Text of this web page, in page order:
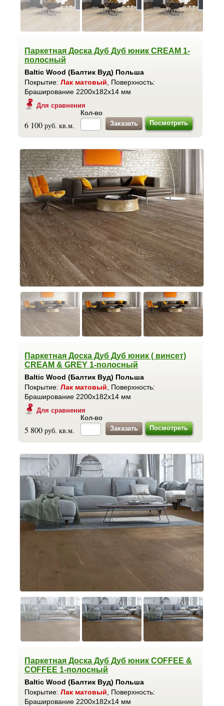
Паркетная Доска Дуб Дуб юник CREAM 1-
полосный
Baltic Wood (Балтик Вуд) Польша
Покрытие: Лак матовый , Поверхность:
Браширование 2200x182x14 мм
Для сравнения
6 100 руб. кв.м.
Кол-во
Посмотреть
Паркетная Доска Дуб Дуб юник ( винсет)
CREAM & GREY 1-полосный
Baltic Wood (Балтик Вуд) Польша
Покрытие: Лак матовый , Поверхность:
Браширование 2200x182x14 мм
Для сравнения
5 800 руб. кв.м.
Кол-во
Посмотреть
Паркетная Доска Дуб Дуб юник COFFEE &
COFFEE 1-полосный
Baltic Wood (Балтик Вуд) Польша
Покрытие: Лак матовый , Поверхность:
Браширование 2200x182x14 мм